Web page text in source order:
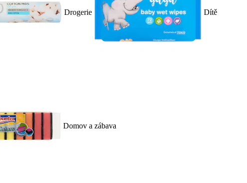
Drogerie Dítě
Domov a zábava